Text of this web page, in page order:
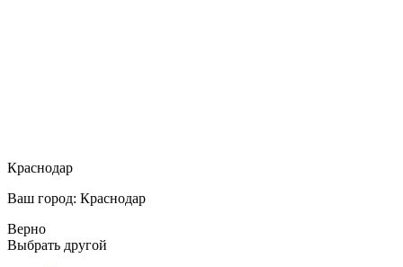
Краснодар
Ваш город: Краснодар
Верно
Выбрать другой